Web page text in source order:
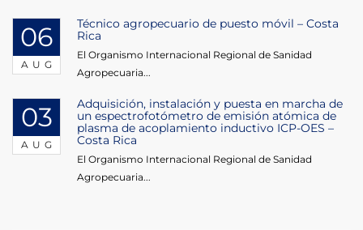
06
AUG
Técnico agropecuario de puesto móvil – Costa
Rica
El Organismo Internacional Regional de Sanidad
Agropecuaria...
03
AUG
Adquisición, instalación y puesta en marcha de
un espectrofotómetro de emisión atómica de
plasma de acoplamiento inductivo ICP-OES –
Costa Rica
El Organismo Internacional Regional de Sanidad
Agropecuaria...